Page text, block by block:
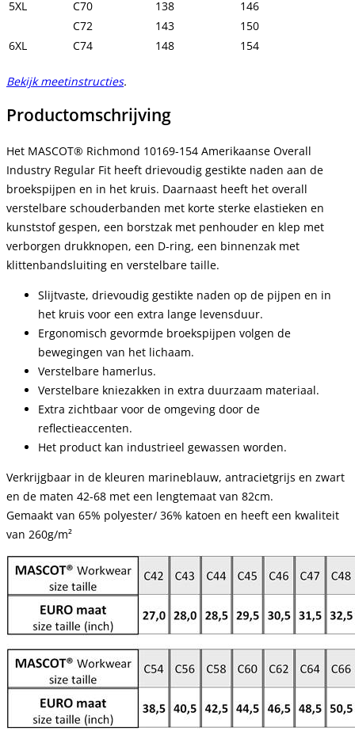
5XL
C70 138
146
C72
143
150
6XL
C74 148 154
Bekijk meetinstructies.
Productomschrijving
Het MASCOT® Richmond 10169-154 Amerikaanse Overall
Industry Regular Fit heeft drievoudig gestikte naden aan de
broekspijpen en in het kruis. Daarnaast heeft het overall
verstelbare schouderbanden met korte sterke elastieken en
kunststof gespen, een borstzak met penhouder en klep met
verborgen drukknopen, een D-ring, een binnenzak met
klittenbandsluiting en verstelbare taille.
Slijtvaste, drievoudig gestikte naden op de pijpen en in
het kruis voor een extra lange levensduur.
Ergonomisch gevormde broekspijpen volgen de
bewegingen van het lichaam.
Verstelbare hamerlus.
Verstelbare kniezakken in extra duurzaam materiaal.
Extra zichtbaar voor de omgeving door de
reflectieaccenten.
Het product kan industrieel gewassen worden.
Verkrijgbaar in de kleuren marineblauw, antracietgrijs en zwart
en de maten 42-68 met een lengtemaat van 82cm.
Gemaakt van 65% polyester/ 36% katoen en heeft een kwaliteit
van 260g/m²